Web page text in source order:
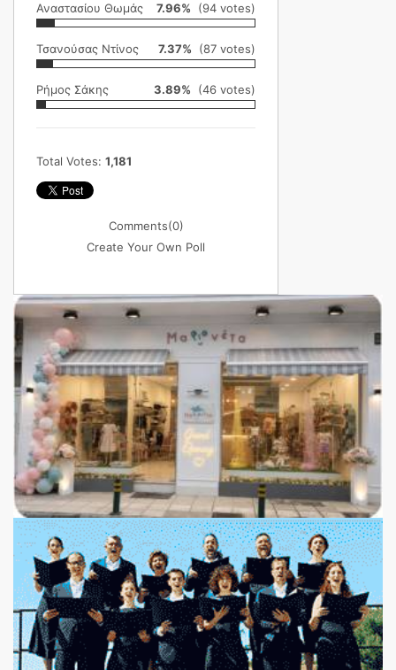
Αναστασίου Θωμάς 7.96% (94 votes)
Τσανούσας Ντίνος 7.37% (87 votes)
Ρήμος Σάκης 3.89% (46 votes)
Total Votes: 1,181
Comments(0)
Create Your Own Poll